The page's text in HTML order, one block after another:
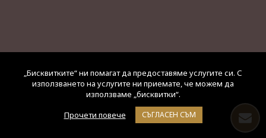
„Бисквитките“ ни помагат да предоставяме услугите си. С
използването на услугите ни приемате, че можем да
използваме „бисквитки“.
Прочети повече
СЪГЛАСЕН СЪМ